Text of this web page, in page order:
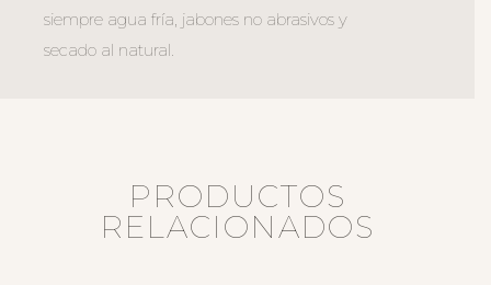
siempre agua fría, jabones no abrasivos y
secado al natural.
PRODUCTOS
RELACIONADOS